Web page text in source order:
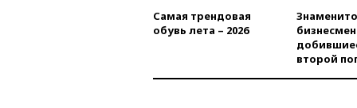
Самая трендовая
обувь лета – 2026
второй